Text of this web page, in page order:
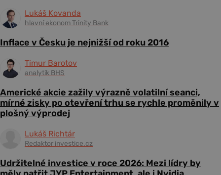
Lukáš Kovanda
hlavní ekonom Trinity Bank
Inflace v Česku je nejnižší od roku 2016
Timur Barotov
analytik BHS
Americké akcie zažily výrazně volatilní seanci,
mírné zisky po otevření trhu se rychle proměnily v
plošný výprodej
Lukáš Richtár
Redaktor investice.cz
Udržitelné investice v roce 2026: Mezi lídry by